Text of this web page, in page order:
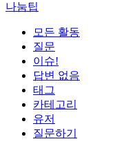
나눔팁
모든 활동
질문
이슈!
답변 없음
태그
카테고리
유저
질문하기